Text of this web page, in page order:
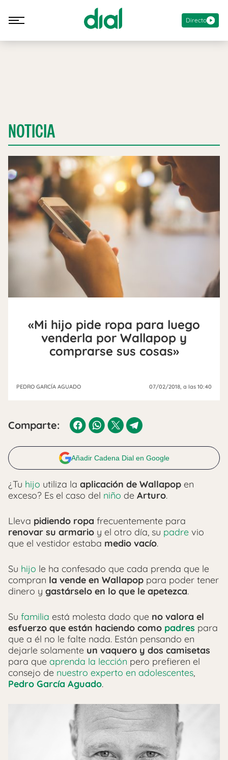
Directo
NOTICIA
«Mi hijo pide ropa para luego
venderla por Wallapop y
comprarse sus cosas»
PEDRO GARCÍA AGUADO 07/02/2018 , a las 10:40
Comparte:
Añadir Cadena Dial en Google
¿Tu hijo utiliza la aplicación de Wallapop en
exceso? Es el caso del niño de Arturo.
Lleva pidiendo ropa frecuentemente para
renovar su armario y el otro día, su padre vio
que el vestidor estaba medio vacío.
Su hijo le ha confesado que cada prenda que le
compran la vende en Wallapop para poder tener
dinero y gastárselo en lo que le apetezca.
Su familia está molesta dado que no valora el
esfuerzo que están haciendo como padres para
que a él no le falte nada. Están pensando en
dejarle solamente un vaquero y dos camisetas
para que aprenda la lección pero prefieren el
consejo de nuestro experto en adolescentes,
Pedro García Aguado.